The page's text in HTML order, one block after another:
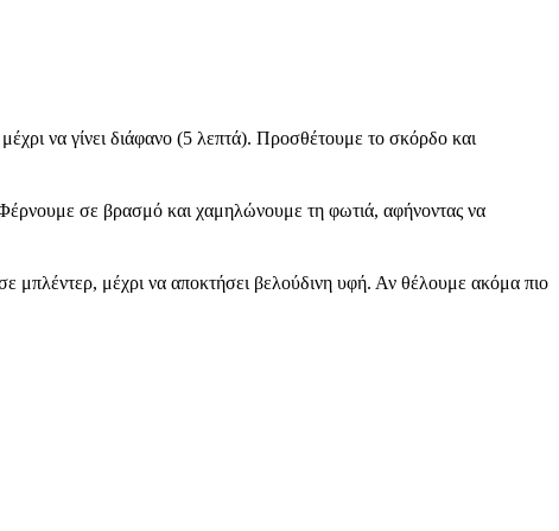
να γίνει διάφανο (5 λεπτά). Προσθέτουμε το σκόρδο και
σε βρασμό και χαμηλώνουμε τη φωτιά, αφήνοντας να
μπλέντερ, μέχρι να αποκτήσει βελούδινη υφή. Αν θέλουμε ακόμα πιο